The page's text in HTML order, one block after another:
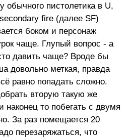
обычного пистолетика в U,
fire (далее SF)
боком и персонаж
чаще. Глупый вопрос - а
давить чаще? Вроде бы
довольно меткая, правда
равно попадать сложно.
вторую такую же
наконец то побегать с двумя
За раз помещается 20
перезаряжаться, что